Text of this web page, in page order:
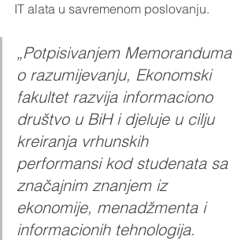
IT alata u savremenom poslovanju.
„Potpisivanjem Memoranduma
o razumijevanju, Ekonomski
fakultet razvija informaciono
društvo u BiH i djeluje u cilju
kreiranja vrhunskih
performansi kod studenata sa
značajnim znanjem iz
ekonomije, menadžmenta i
informacionih tehnologija.